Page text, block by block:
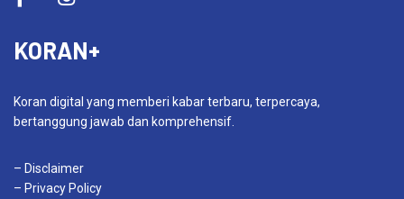
KORAN+
Koran digital yang memberi kabar terbaru, terpercaya,
bertanggung jawab dan komprehensif.
– Disclaimer
– Privacy Policy